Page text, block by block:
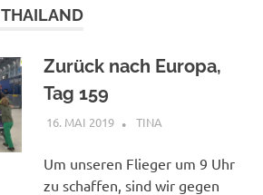
THAILAND
Zurück nach Europa,
Tag 159
16. MAI 2019 TINA
Um unseren Flieger um 9 Uhr
zu schaffen, sind wir gegen